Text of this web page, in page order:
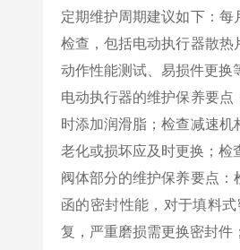
定期维护周期建议如下：
检查，包括电动执行器散热
动作性能测试、易损件更换
电动执行器的维护保养要
时添加润滑脂；检查减速
老化或损坏应及时更换；检
阀体部分的维护保养要点
函的密封性能，对于填料
复，严重磨损需更换密封件